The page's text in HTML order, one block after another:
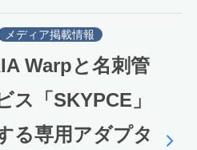
メディア掲載情報
Warpと名刺管
ス「SKYPCE」
る専用アダプタ